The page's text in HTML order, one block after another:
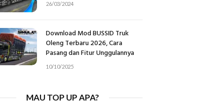
26/03/2024
Download Mod BUSSID Truk
Oleng Terbaru 2026, Cara
Pasang dan Fitur Unggulannya
10/10/2025
MAU TOP UP APA?